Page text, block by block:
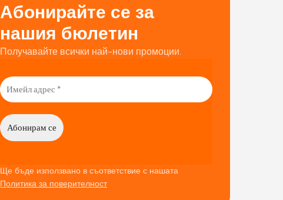
Абонирайте се за
нашия бюлетин
Получавайте всички най-нови промоции.
Ще бъде използвано в съответствие с нашата
Политика за поверителност